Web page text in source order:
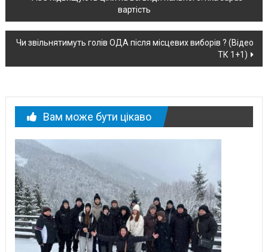
по
новині
вартість
Чи звільнятимуть голів ОДА після місцевих виборів ? (Відео
ТК 1+1)
Вам може бути цікаво